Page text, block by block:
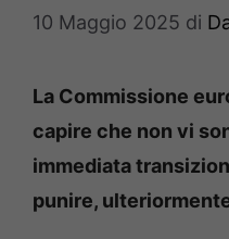
10 Maggio 2025 di
La Commissione
capire che non vi
immediata
punire,